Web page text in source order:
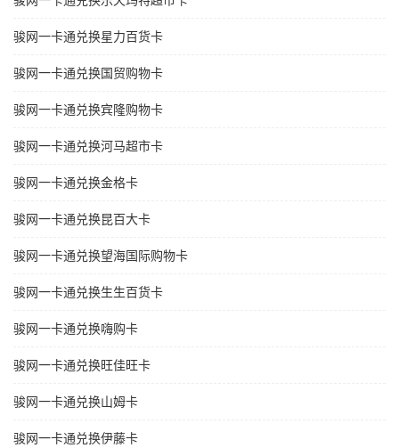
骏网一卡通兑换星力百货卡
骏网一卡通兑换国贸购物卡
骏网一卡通兑换宾隆购物卡
骏网一卡通兑换河马超市卡
骏网一卡通兑换金格卡
骏网一卡通兑换昆百大卡
骏网一卡通兑换望海国际购物卡
骏网一卡通兑换生生百货卡
骏网一卡通兑换嗨购卡
骏网一卡通兑换旺佳旺卡
骏网一卡通兑换山姆卡
骏网一卡通兑换伊藤卡